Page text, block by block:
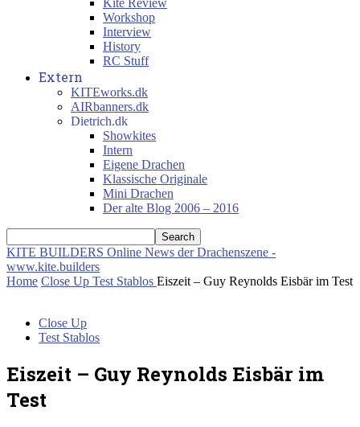
Kite Review
Workshop
Interview
History
RC Stuff
Extern
KITEworks.dk
AIRbanners.dk
Dietrich.dk
Showkites
Intern
Eigene Drachen
Klassische Originale
Mini Drachen
Der alte Blog 2006 – 2016
KITE BUILDERS Online News der Drachenszene -
www.kite.builders
Home Close Up Test Stablos Eiszeit – Guy Reynolds Eisbär im Test
Close Up
Test Stablos
Eiszeit – Guy Reynolds Eisbär im
Test